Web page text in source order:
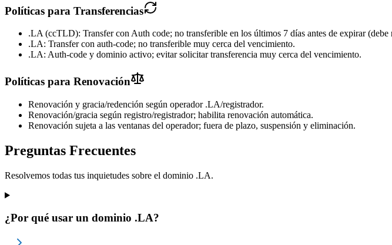
Políticas para Transferencias
.LA (ccTLD): Transfer con Auth code; no transferible en los últimos 7 días antes de expirar (debe
.LA: Transfer con auth-code; no transferible muy cerca del vencimiento.
.LA: Auth-code y dominio activo; evitar solicitar transferencia muy cerca del vencimiento.
Políticas para Renovación
Renovación y gracia/redención según operador .LA/registrador.
Renovación/gracia según registro/registrador; habilita renovación automática.
Renovación sujeta a las ventanas del operador; fuera de plazo, suspensión y eliminación.
Preguntas Frecuentes
Resolvemos todas tus inquietudes sobre el dominio .LA.
¿Por qué usar un dominio .LA?